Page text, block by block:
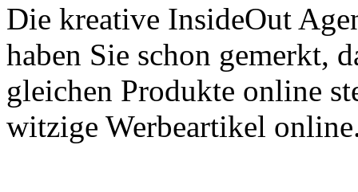
Die kreative InsideOut
haben Sie schon gemerkt,
gleichen Produkte online
witzige Werbeartikel